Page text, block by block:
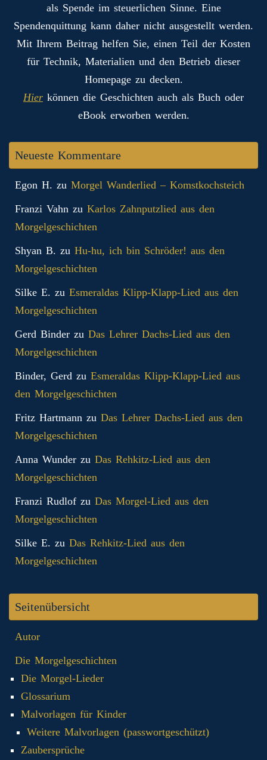
als Spende im steuerlichen Sinne. Eine
Spendenquittung kann daher nicht ausgestellt werden.
Mit Ihrem Beitrag helfen Sie, einen Teil der Kosten
für Technik, Materialien und den Betrieb dieser
Homepage zu decken.
Hier können die Geschichten auch als Buch oder
eBook erworben werden.
Neueste Kommentare
Egon H. zu Morgel Wanderlied – Komstkochsteich
Franzi Vahn zu Karlos Zahnputzlied aus den
Morgelgeschichten
Shyan B. zu Hu-hu, ich bin Schröder! aus den
Morgelgeschichten
Silke E. zu Esmeraldas Klipp‑Klapp‑Lied aus den
Morgelgeschichten
Gerd Binder zu Das Lehrer Dachs-Lied aus den
Morgelgeschichten
Binder, Gerd zu Esmeraldas Klipp‑Klapp‑Lied aus
den Morgelgeschichten
Fritz Hartmann zu Das Lehrer Dachs-Lied aus den
Morgelgeschichten
Anna Wunder zu Das Rehkitz-Lied aus den
Morgelgeschichten
Franzi Rudlof zu Das Morgel-Lied aus den
Morgelgeschichten
Silke E. zu Das Rehkitz-Lied aus den
Morgelgeschichten
Seitenübersicht
Autor
Die Morgelgeschichten
Die Morgel-Lieder
Glossarium
Malvorlagen für Kinder
Weitere Malvorlagen (passwortgeschützt)
Zaubersprüche